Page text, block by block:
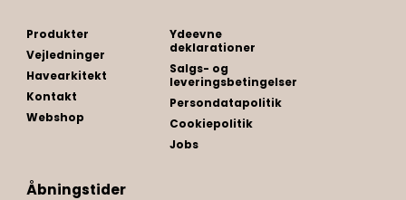
Produkter
Vejledninger
Havearkitekt
Kontakt
Webshop
Ydeevne
deklarationer
Salgs- og
leveringsbetingelser
Persondatapolitik
Cookiepolitik
Jobs
Åbningstider